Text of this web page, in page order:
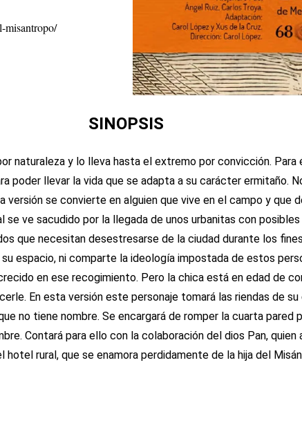
misantropo/
SINOPSIS
naturaleza y lo lleva hasta el extremo por convicción.
poder llevar la vida que se adapta a su carácter ermitaño.
versión se convierte en alguien que vive en el campo y que
se ve sacudido por la llegada de unos urbanitas con
que necesitan desestresarse de la ciudad durante los
espacio, ni comparte la ideología impostada de estos
en ese recogimiento. Pero la chica está en edad de
En esta versión este personaje tomará las riendas de
no tiene nombre. Se encargará de romper la cuarta
Contará para ello con la colaboración del dios Pan,
rural, que se enamora perdidamente de la hija del